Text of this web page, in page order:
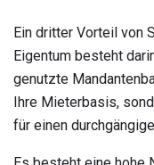
Ein dritter Vorteil von
Eigentum besteht
genutzte
Ihre Mieterbasis,
für einen